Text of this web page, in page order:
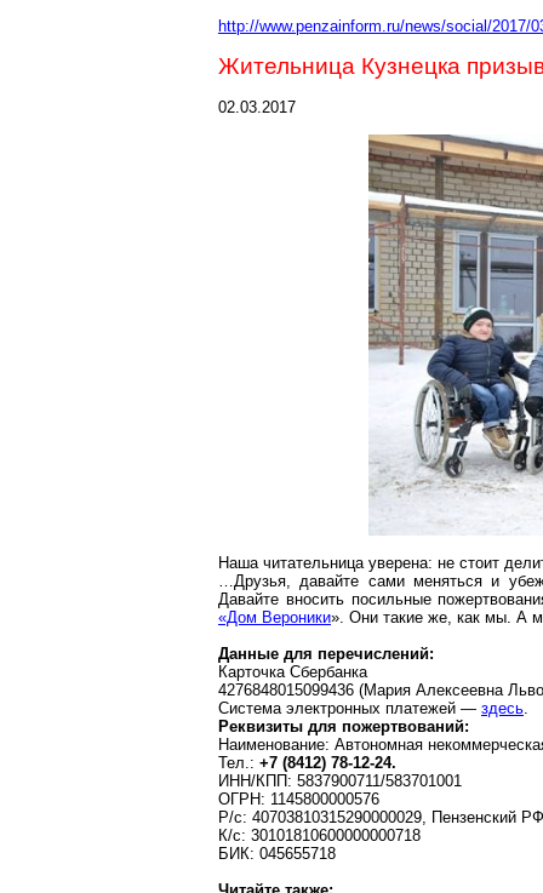
http://www.penzainform.ru/news/social/
Жительница Кузнецка
02.03.2017
Наша читательница уверена: не стоит
…Друзья, давайте сами меняться и
Давайте вносить посильные
«Дом Вероники». Они такие же, как мы. А
Данные для перечислений:
Карточка Сбербанка
4276848015099436 (Мария Алексеевна
Система электронных платежей — здесь.
Реквизиты для пожертвований:
Наименование: Автономная
Тел.: +7 (8412) 78-12-24.
ИНН/КПП: 5837900711/583701001
ОГРН: 1145800000576
Р/с: 40703810315290000029, Пензенский
К/с: 30101810600000000718
БИК: 045655718